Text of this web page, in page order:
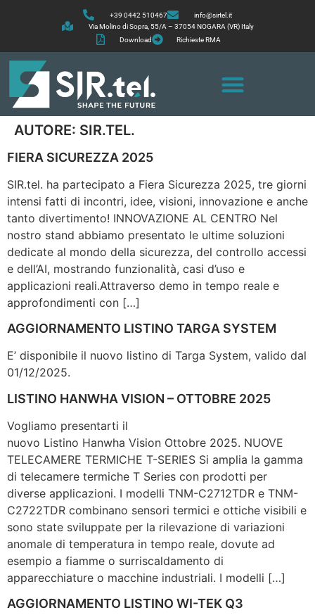
+39 0442 510467
info@sirtel.it
Via Molino di Sopra, 55/A – 37054 NOGARA (VR) Italy
Download
Richieste RMA
AUTORE: SIR.TEL.
FIERA SICUREZZA 2025
SIR.tel. ha partecipato a Fiera Sicurezza 2025, tre giorni
intensi fatti di incontri, idee, visioni, innovazione e anche
tanto divertimento! INNOVAZIONE AL CENTRO Nel
nostro stand abbiamo presentato le ultime soluzioni
dedicate al mondo della sicurezza, del controllo accessi
e dell’AI, mostrando funzionalità, casi d’uso e
applicazioni reali.Attraverso demo in tempo reale e
approfondimenti con […]
AGGIORNAMENTO LISTINO TARGA SYSTEM
E’ disponibile il nuovo listino di Targa System, valido dal
01/12/2025.
LISTINO HANWHA VISION – OTTOBRE 2025
Vogliamo presentarti il
nuovo Listino Hanwha Vision Ottobre 2025. NUOVE
TELECAMERE TERMICHE T-SERIES Si amplia la gamma
di telecamere termiche T Series con prodotti per
diverse applicazioni. I modelli TNM-C2712TDR e TNM-
C2722TDR combinano sensori termici e ottiche visibili e
sono state sviluppate per la rilevazione di variazioni
anomale di temperatura in tempo reale, dovute ad
esempio a fiamme o surriscaldamento di
apparecchiature o macchine industriali. I modelli […]
AGGIORNAMENTO LISTINO WI-TEK Q3